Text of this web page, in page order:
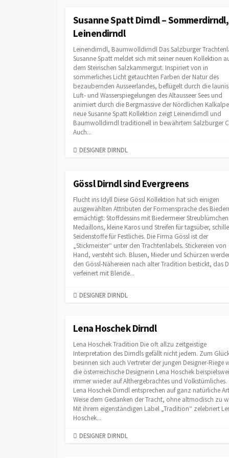
E
O
R
I
E
S
Susanne Spatt Dirndl – Sommerdirndl,
Leinendirndl
Leinendirndl, Baumwolldirndl Das Salzburger
Susanne Spatt meldet sich mit seiner neuen Kollektion
dem Steirischen Salzkammergut. Inspiriert von in
sommerliches Licht getauchten Farben der Natur des
bezaubernden Ausseerlandes, beflügelt durch die
Luft- und Wasserspiegelungen des Altausseer Sees und
animiert durch die Bergmassive der Nördlichen
neue Susanne Spatt Kollektion zeigt Leinendirndl und
Baumwolldirndl traditionell in bewährtem Salzburger
Auch...
C
E
O
R
E
S
DESIGNER DIRNDL
Gössl Dirndl sind Evergreens
Flucht ins Idyll Diese Gössl Kollektion hat sich einigen
ausgewählten Attributen der Formensprache des
ermächtigt: Stoffdessins mit Biedermeier
Medaillons, kleine Karos und Streifen für tagsüber,
Seidenstoffe für Festliches. Die Firma Gössl ist der
„Stickmeister“ unter den Trachtenlabels. Stickereien von
Hand, versteht sich. Blusen, Mieder und Schürzen
den Gössl-Nähereien nach alter Tradition bestickt, das
verfeinert mit Blende...
C
E
O
R
I
E
DESIGNER DIRNDL
Lena Hoschek Dirndl
Lena Hoschek Tradition Die oft allzu zeitgeistige
Interpretation des Dirndls gefällt nicht jedem. Zum
besinnen sich auch Vertreter der jungen Designer-Riege
die österreichische Designerin Lena Hoschek
immer wieder auf Althergebrachtes und Volkstümliches.
Lena Hoschek Dirndl entsprechen auf ganz natürliche
Weise dem Gedanken der Tracht, ohne altmodisch zu
Mit ihrem eigenständigen Label „Tradition“ zelebriert
Hoschek...
CDESIGNER DIRNDL